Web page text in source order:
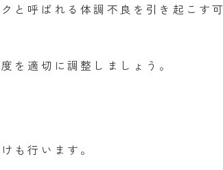
と呼ばれる体調不良を引き起こす可
を適切に調整しましょう。
も行います。